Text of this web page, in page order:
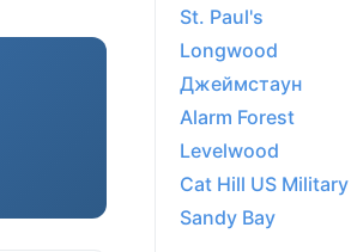
St. Paul's
Longwood
Джеймстаун
Alarm Forest
Levelwood
Cat Hill US
Sandy Bay